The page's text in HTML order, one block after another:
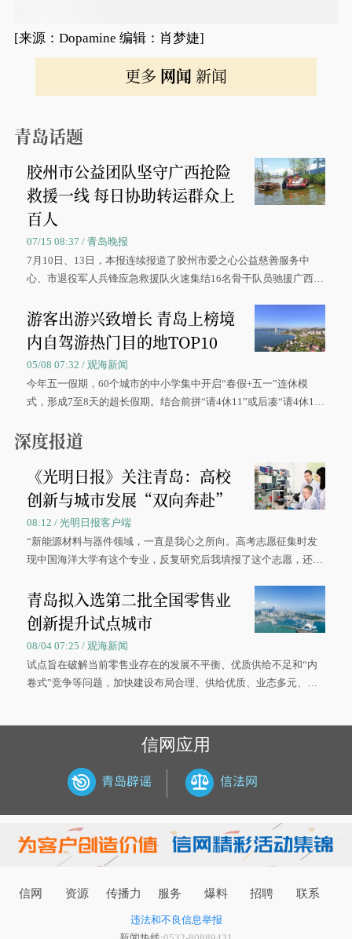
[来源：Dopamine 编辑：肖梦婕]
更多 网闻 新闻
青岛话题
胶州市公益团队坚守广西抢险
救援一线 每日协助转运群众上
百人
07/15 08:37 / 青岛晚报
7月10日、13日，本报连续报道了胶州市爱之心公益慈善服务中
心、市退役军人兵锋应急救援队火速集结16名骨干队员驰援广西灾
游客出游兴致增长 青岛上榜境
内自驾游热门目的地TOP10
05/08 07:32 / 观海新闻
今年五一假期，60个城市的中小学集中开启“春假+五一”连休模
式，形成7至8天的超长假期。结合前拼“请4休11”或后凑“请4休1
深度报道
《光明日报》关注青岛：高校
创新与城市发展“双向奔赴”
08:12 / 光明日报客户端
“新能源材料与器件领域，一直是我心之所向。高考志愿征集时发
现中国海洋大学有这个专业，反复研究后我填报了这个志愿，还真
大学材料科学与工程学院材料类专业的录取通知书。
青岛拟入选第二批全国零售业
创新提升试点城市
08/04 07:25 / 观海新闻
试点旨在破解当前零售业存在的发展不平衡、优质供给不足和“内
卷式”竞争等问题，加快建设布局合理、供给优质、业态多元、智
信网应用
信网 资源 传播力 服务 爆料 招聘 联系
违法和不良信息举报